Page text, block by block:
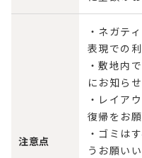
注意点
・ネガテ
表現での
・敷地内
にお知ら
・レイア
復帰をお
・ゴミは
うお願い